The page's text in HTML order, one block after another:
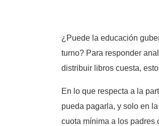
¿Puede la educación
turno? Para responder
distribuir libros cuesta,
En lo que respecta a la
pueda pagarla, y solo en
cuota mínima a los padres